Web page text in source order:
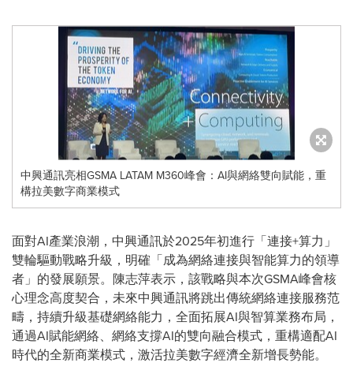
中興通訊亮相GSMA LATAM M360峰會：AI與網絡雙向賦能，重
構拉美數字商業模式
面對AI產業浪潮，中興通訊於2025年初進行「連接+算力」
雙輪驅動戰略升級，明確「成為網絡連接與智能算力的領導
者」的發展願景。陳志萍表示，該戰略與本次GSMA峰會核
心理念高度契合，未來中興通訊將跳出傳統網絡連接服務范
疇，持續升級基礎網絡能力，全面拓展AI與智算業務布局，
通過AI賦能網絡、網絡支撐AI的雙向融合模式，重構適配AI
時代的全新商業模式，激活拉美數字經濟全新增長勢能。